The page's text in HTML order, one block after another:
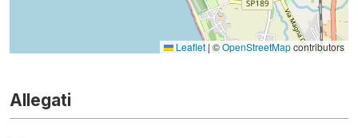
Leaflet |©OpenStreetMapcontributors
Allegati